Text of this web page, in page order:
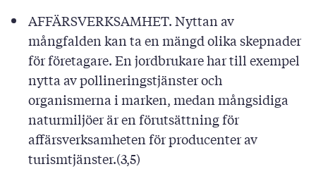
AFFÄRSVERKSAMHET. Nyttan av
mångfalden kan ta en mängd olika skepnader
för företagare. En jordbrukare har till exempel
nytta av pollineringstjänster och
organismerna i marken, medan mångsidiga
naturmiljöer är en förutsättning för
affärsverksamheten för producenter av
turismtjänster.(3,5)